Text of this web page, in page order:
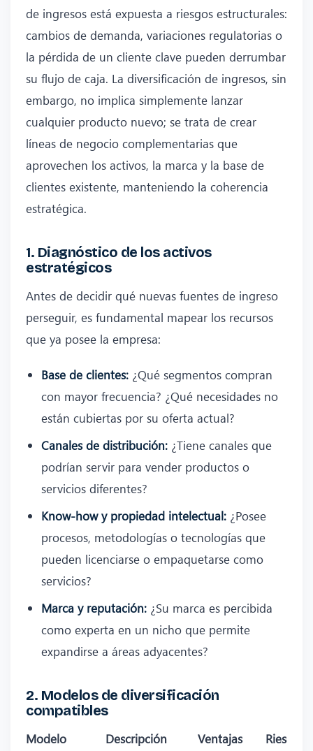
de ingresos está expuesta a riesgos estructurales:
cambios de demanda, variaciones regulatorias o
la pérdida de un cliente clave pueden derrumbar
su flujo de caja. La diversificación de ingresos, sin
embargo, no implica simplemente lanzar
cualquier producto nuevo; se trata de crear
líneas de negocio complementarias que
aprovechen los activos, la marca y la base de
clientes existente, manteniendo la coherencia
estratégica.
1. Diagnóstico de los activos
estratégicos
Antes de decidir qué nuevas fuentes de ingreso
perseguir, es fundamental mapear los recursos
que ya posee la empresa:
Base de clientes: ¿Qué segmentos compran
con mayor frecuencia? ¿Qué necesidades no
están cubiertas por su oferta actual?
Canales de distribución: ¿Tiene canales que
podrían servir para vender productos o
servicios diferentes?
Know‑how y propiedad intelectual: ¿Posee
procesos, metodologías o tecnologías que
pueden licenciarse o empaquetarse como
servicios?
Marca y reputación: ¿Su marca es percibida
como experta en un nicho que permite
expandirse a áreas adyacentes?
2. Modelos de diversificación
compatibles
Modelo Descripción Ventajas Riesgos